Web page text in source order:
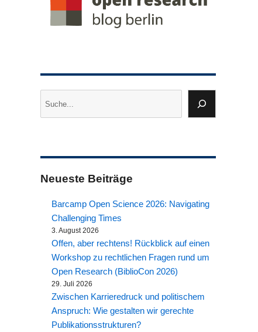
Neueste Beiträge
Barcamp Open Science 2026: Navigating
Challenging Times
3. August 2026
Offen, aber rechtens! Rückblick auf einen
Workshop zu rechtlichen Fragen rund um
Open Research (BiblioCon 2026)
29. Juli 2026
Zwischen Karrieredruck und politischem
Anspruch: Wie gestalten wir gerechte
Publikationsstrukturen?